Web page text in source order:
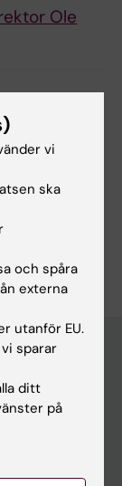
Ole
vi
ska
och spåra
externa
utanför EU.
sparar
ditt
på